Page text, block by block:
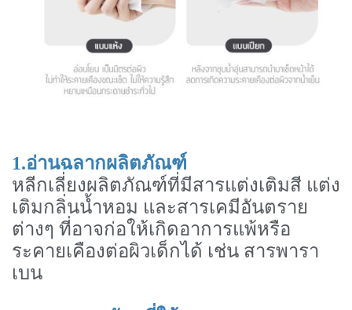
1.อ่านฉลากผลิตภัณฑ์
หลีกเลี่ยงผลิตภัณฑ์ที่มีสารแต่งเติมสี แต่ง
เติมกลิ่นน้ำหอม และสารเคมีอันตราย
ต่างๆ ที่อาจก่อให้เกิดอาการแพ้หรือ
ระคายเคืองต่อผิวเด็กได้ เช่น สารพารา
เบน